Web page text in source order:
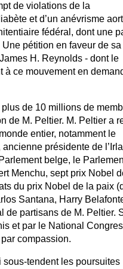
de violations de la
et d’un anévrisme
fédéral, dont une
pétition en faveur de sa
H. Reynolds - dont le
à ce mouvement en
de 10 millions de
de M. Peltier. M. Peltier a
entier, notamment le
présidente de
belge, le
Menchu, sept prix Nobel
du prix Nobel de la paix
Santana, Harry
de partisans de M. Peltier.
et par le National
compassion.
tendent les poursuites